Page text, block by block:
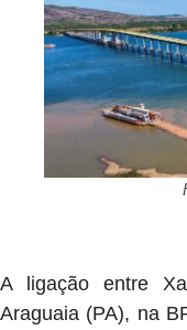
A ligação entre
Araguaia (PA), na